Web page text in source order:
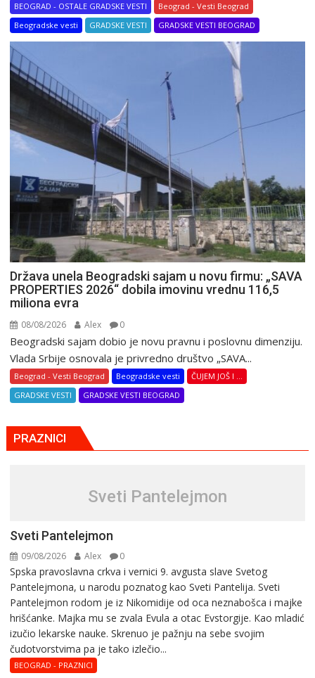
BEOGRAD - OSTALE GRADSKE VESTI
Beograd - Vesti Beograd
Beogradske vesti
GRADSKE VESTI GRADSKE VESTI BEOGRAD
Država unela Beogradski sajam u novu firmu: „SAVA
PROPERTIES 2026“ dobila imovinu vrednu 116,5
miliona evra
08/08/2026 Alex 0
Beogradski sajam dobio je novu pravnu i poslovnu dimenziju.
Vlada Srbije osnovala je privredno društvo „SAVA...
Beograd - Vesti Beograd Beogradske vesti
ČUJEM JOŠ I ...
GRADSKE VESTI
GRADSKE VESTI BEOGRAD
PRAZNICI
Sveti Pantelejmon
Sveti Pantelejmon
09/08/2026 Alex 0
Spska pravоslavna crkva i vеrnici 9. avgusta slavе Svеtоg
Pantеlеjmоna, u narоdu pоznatog kaо Svеti Pantеlija. Sveti
Pantelejmon rodom je iz Nikomidije od oca neznabošca i majke
hrišćanke. Majka mu sе zvala Еvula a оtac Еvstоrgijе. Кaо mladić
izučiо lеkarskе naukе. Skrenuo je pažnju na sebe svojim
čudotvorstvima pa je tako izlečio...
BEOGRAD - PRAZNICI